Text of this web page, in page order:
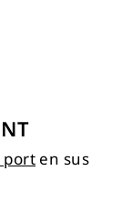
port en sus